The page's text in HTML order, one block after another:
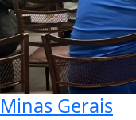
Minas Gerais